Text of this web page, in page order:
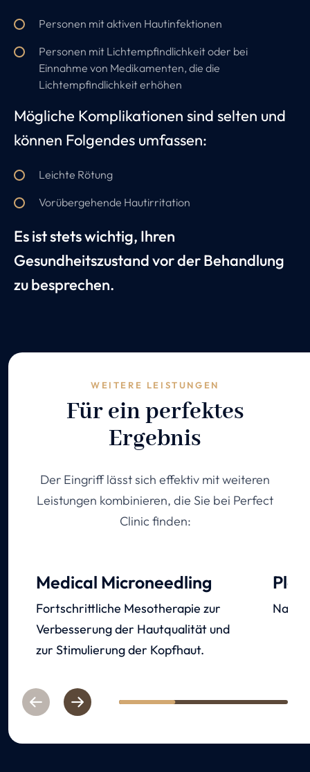
Personen mit aktiven Hautinfektionen
Personen mit Lichtempfindlichkeit oder bei
Einnahme von Medikamenten, die die
Lichtempfindlichkeit erhöhen
Mögliche Komplikationen sind selten und
können Folgendes umfassen:
Leichte Rötung
Vorübergehende Hautirritation
Es ist stets wichtig, Ihren
Gesundheitszustand vor der Behandlung
zu besprechen.
WEITERE LEISTUNGEN
Für ein perfektes
Ergebnis
Der Eingriff lässt sich effektiv mit weiteren
Leistungen kombinieren, die Sie bei Perfect
Clinic finden:
Medical Microneedling
Fortschrittliche Mesotherapie zur
Verbesserung der Hautqualität und
zur Stimulierung der Kopfhaut.
PreviousNext 1 2 3